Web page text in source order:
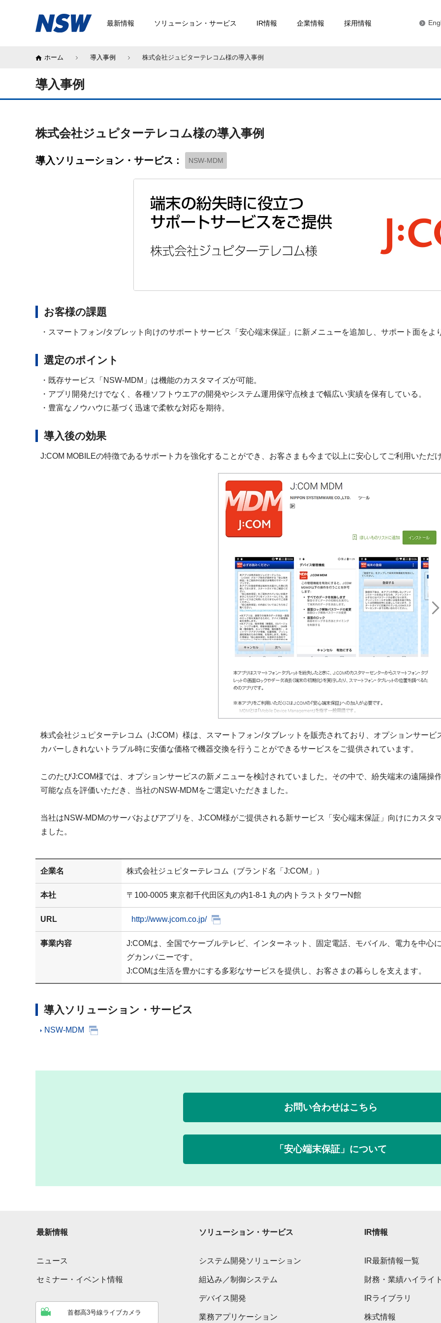
最新情報 ソリューション・サービス IR情報 企業情報 採用情報
ホーム 導入事例 株式会社ジュピターテレコム様の導入事例
導入事例
株式会社ジュピターテレコム様の導入事例
導入ソリューション・サービス : NSW-MDM
お客様の課題
・スマートフォン/タブレット向けのサポートサービス「安心端末保証」に新メニューを追加し、サポート面をよ
選定のポイント
・既存サービス「NSW-MDM」は機能のカスタマイズが可能。
・アプリ開発だけでなく、各種ソフトウエアの開発やシステム運用保守点検まで幅広い実績を保有している。
・豊富なノウハウに基づく迅速で柔軟な対応を期待。
導入後の効果
J:COM MOBILEの特徴であるサポート力を強化することができ、お客さまも今まで以上に安心してご利用いただ
株式会社ジュピターテレコム（J:COM）様は、スマートフォン/タブレットを販売されており、オプションサー
カバーしきれないトラブル時に安価な価格で機器交換を行うことができるサービスをご提供されています。
このたびJ:COM様では、オプションサービスの新メニューを検討されていました。その中で、紛失端末の遠隔操
可能な点を評価いただき、当社のNSW-MDMをご選定いただきました。
当社はNSW-MDMのサーバおよびアプリを、J:COM様がご提供される新サービス「安心端末保証」向けにカスタ
ました。
企業名 株式会社ジュピターテレコム（ブランド名「J:COM」）
本社 〒100-0005 東京都千代田区丸の内1-8-1 丸の内トラストタワーN館
URL http://www.jcom.co.jp/
事業内容
J:COMは、全国でケーブルテレビ、インターネット、固定電話、モバイル、電力を中心
グカンパニーです。
J:COMは生活を豊かにする多彩なサービスを提供し、お客さまの暮らしを支えます。
導入ソリューション・サービス
NSW-MDM
お問い合わせはこちら
「安心端末保証」について
最新情報
ニュース
セミナー・イベント情報
首都高3号線ライブカメラ
ソリューション・サービス
システム開発ソリューション
組込み／制御システム
デバイス開発
業務アプリケーション
IR情報
IR最新情報一覧
財務・業績ハイライト
IRライブラリ
株式情報